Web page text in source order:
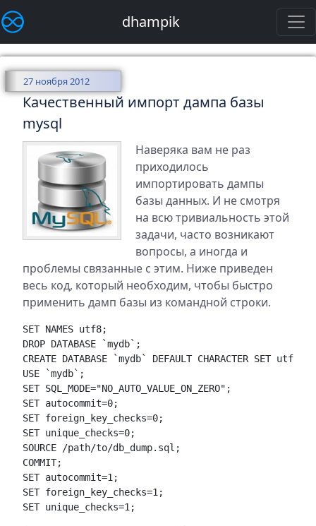
dhampik
27 ноября 2012
Качественный импорт дампа базы
mysql
Наверяка вам не раз
приходилось
импортировать дампы
базы данных. И не смотря
на всю тривиальность этой
задачи, часто возникают
вопросы, а иногда и
проблемы связанные с этим. Ниже приведен
весь код, который необходим, чтобы быстро
применить дамп базы из командной строки.
SET NAMES utf8;
DROP DATABASE `mydb`;
CREATE DATABASE `mydb` DEFAULT CHARACTER SET utf8;
USE `mydb`;
SET SQL_MODE="NO_AUTO_VALUE_ON_ZERO";
SET autocommit=0;
SET foreign_key_checks=0;
SET unique_checks=0;
SOURCE /path/to/db_dump.sql;
COMMIT;
SET autocommit=1;
SET foreign_key_checks=1;